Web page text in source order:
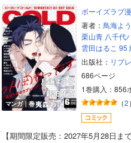
マンガ｜巻
ボーイズラブ
著者： 鳥海よ
栗山青 八千代
雲田はるこ 95
出版社： リブレ
686ページ
1巻購入：856
（2）
【期間限定販売：2027年5月28日